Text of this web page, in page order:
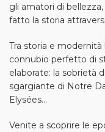
gli amatori di
fatto la storia
Tra storia e modernità
connubio perfetto di
elaborate: la sobrietà
sgargiante di Notre
Elysées…
Venite a scoprire le